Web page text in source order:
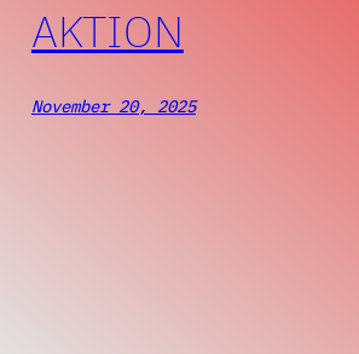
AKTION
November 20, 2025